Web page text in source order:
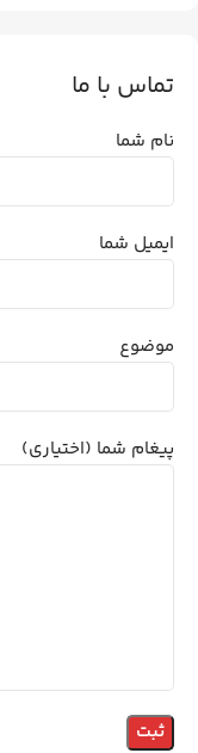
تماس با ما
نام شما
ایمیل شما
موضوع
پیغام شما (اختیاری)